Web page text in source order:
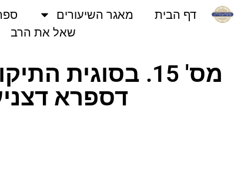
דף הבית מאגר השיעורים
שאל את הרב
מס' 15. בסוגית
דספרא